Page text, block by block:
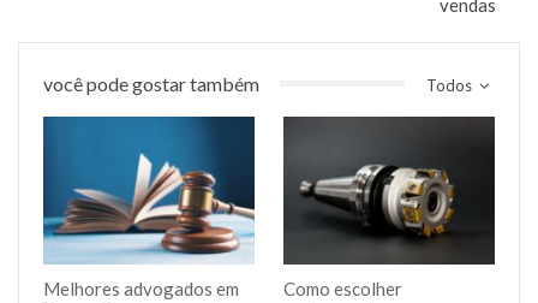
vendas
Todos
você pode gostar também
Melhores advogados em
Como escolher